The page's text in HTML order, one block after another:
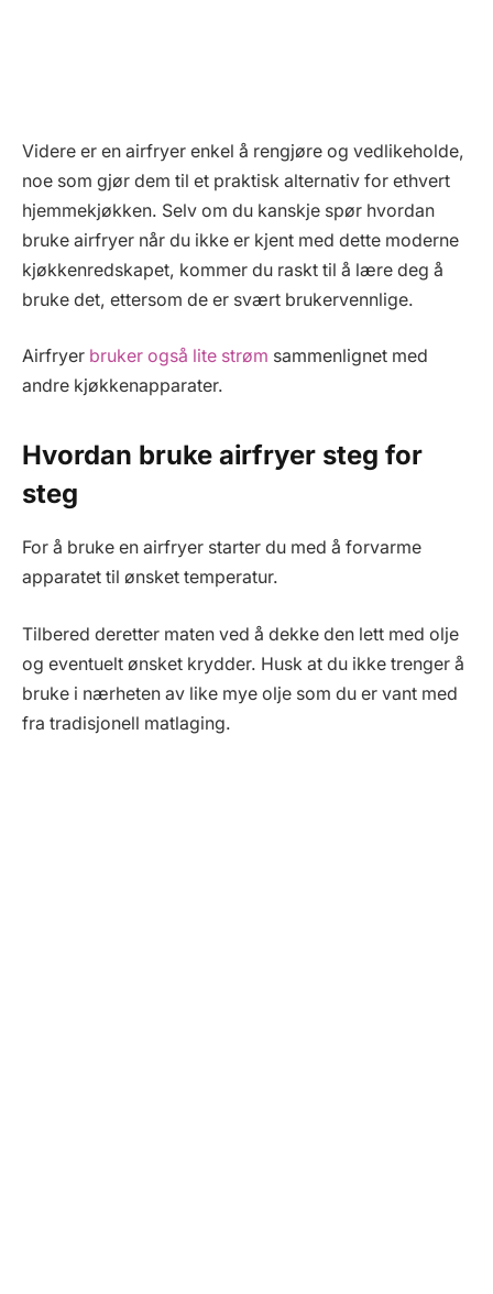
Videre er en airfryer enkel å rengjøre og vedlikeholde,
noe som gjør dem til et praktisk alternativ for ethvert
hjemmekjøkken. Selv om du kanskje spør hvordan
bruke airfryer når du ikke er kjent med dette moderne
kjøkkenredskapet, kommer du raskt til å lære deg å
bruke det, ettersom de er svært brukervennlige.
Airfryer bruker også lite strøm sammenlignet med
andre kjøkkenapparater.
Hvordan bruke airfryer steg for
steg
For å bruke en airfryer starter du med å forvarme
apparatet til ønsket temperatur.
Tilbered deretter maten ved å dekke den lett med olje
og eventuelt ønsket krydder. Husk at du ikke trenger å
bruke i nærheten av like mye olje som du er vant med
fra tradisjonell matlaging.